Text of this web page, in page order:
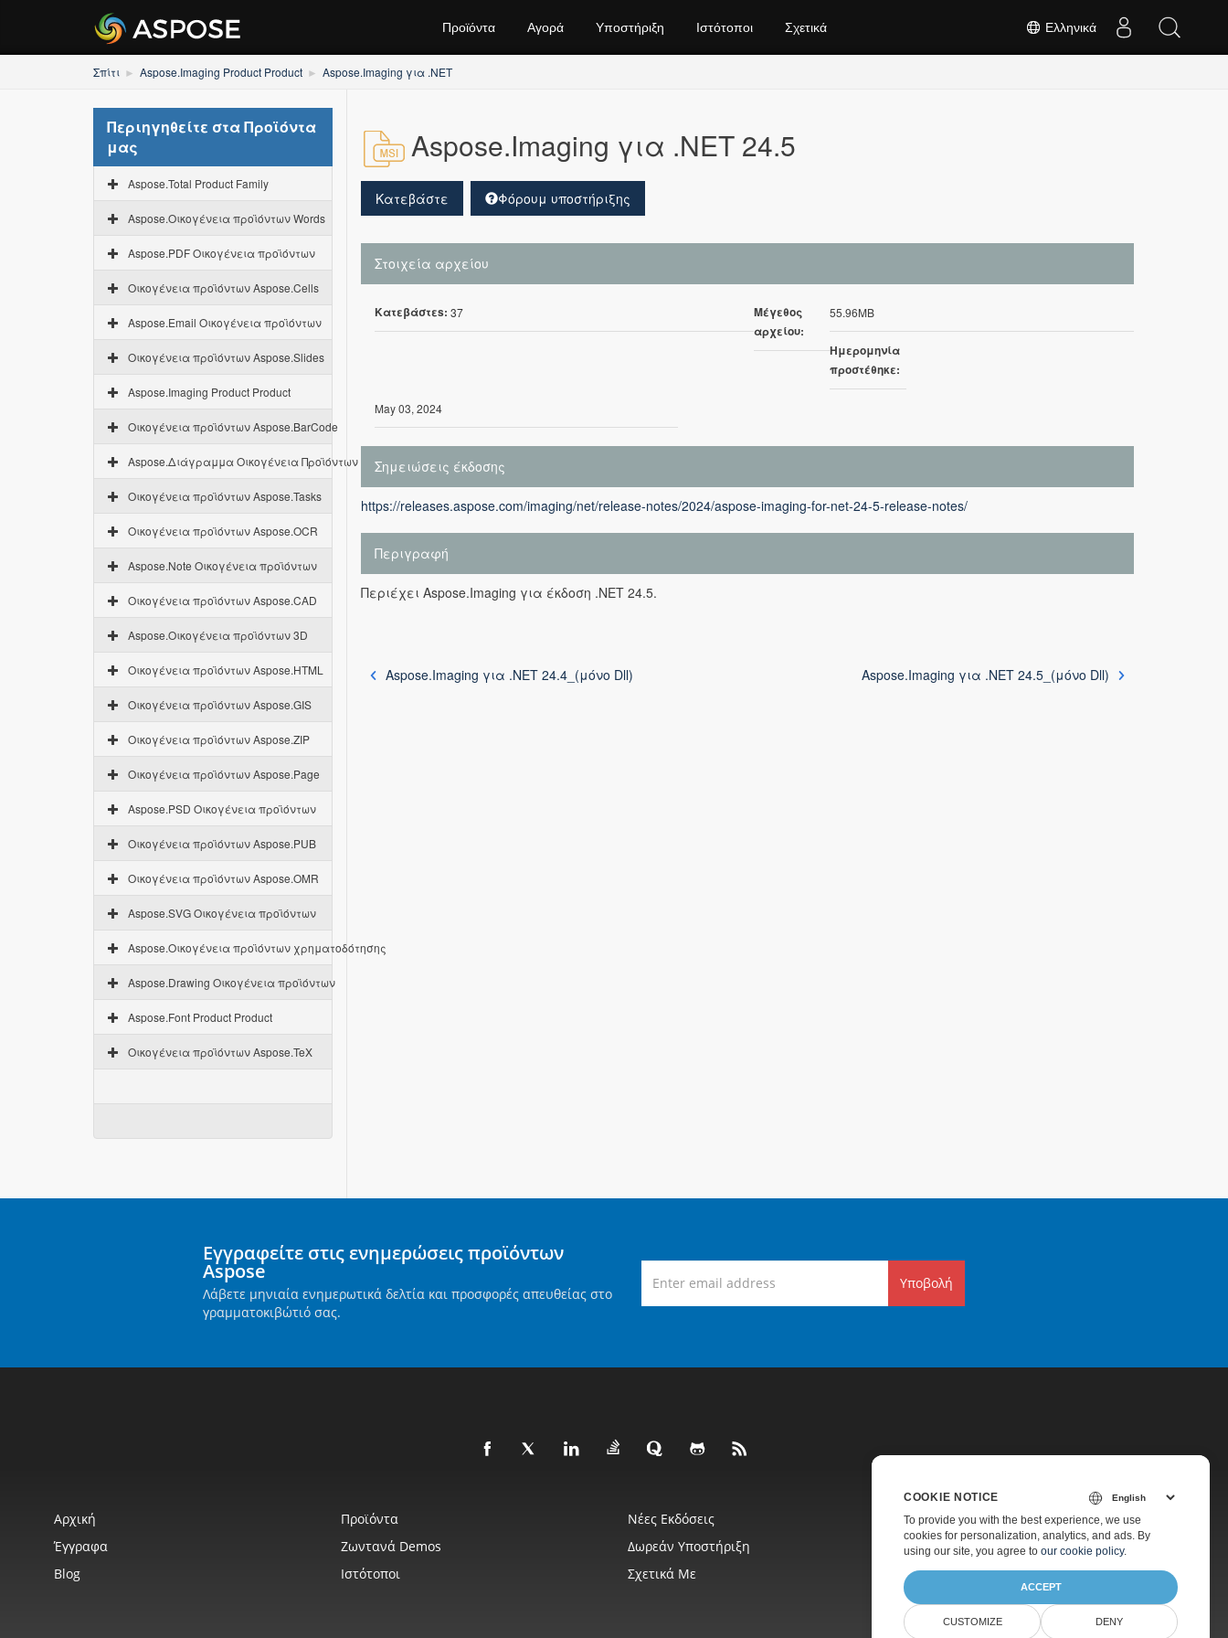
Ελληνικά
Προϊόντα Αγορά Υποστήριξη Ιστότοποι Σχετικά
Σπίτι Aspose.Imaging Product Product Aspose.Imaging για .NET
Περιηγηθείτε στα Προϊόντα
μας
Aspose.Total Product Family
Aspose.Οικογένεια προϊόντων Words
Aspose.PDF Οικογένεια προϊόντων
Οικογένεια προϊόντων Aspose.Cells
Aspose.Email Οικογένεια προϊόντων
Οικογένεια προϊόντων Aspose.Slides
Aspose.Imaging Product Product
Οικογένεια προϊόντων Aspose.BarCode
Aspose.Διάγραμμα Οικογένεια Προϊόντων
Οικογένεια προϊόντων Aspose.Tasks
Οικογένεια προϊόντων Aspose.OCR
Aspose.Note Οικογένεια προϊόντων
Οικογένεια προϊόντων Aspose.CAD
Aspose.Οικογένεια προϊόντων 3D
Οικογένεια προϊόντων Aspose.HTML
Οικογένεια προϊόντων Aspose.GIS
Οικογένεια προϊόντων Aspose.ZIP
Οικογένεια προϊόντων Aspose.Page
Aspose.PSD Οικογένεια προϊόντων
Οικογένεια προϊόντων Aspose.PUB
Οικογένεια προϊόντων Aspose.OMR
Aspose.SVG Οικογένεια προϊόντων
Aspose.Οικογένεια προϊόντων χρηματοδότησης
Aspose.Drawing Οικογένεια προϊόντων
Aspose.Font Product Product
Οικογένεια προϊόντων Aspose.TeX
Aspose.Imaging για .NET 24.5
Κατεβάστε Φόρουμ υποστήριξης
Στοιχεία αρχείου
Κατεβάστεs: 37
Μέγεθος
αρχείου:
55.96MB
Ημερομηνία
προστέθηκε:
May 03, 2024
Σημειώσεις έκδοσης
https://releases.aspose.com/imaging/net/release-notes/2024/aspose-imaging-for-net-24-5-release-notes/
Περιγραφή
Περιέχει Aspose.Imaging για έκδοση .NET 24.5.
Aspose.Imaging για .NET 24.4_(μόνο Dll) Aspose.Imaging για .NET 24.5_(μόνο Dll)
Εγγραφείτε στις ενημερώσεις προϊόντων
Aspose
Λάβετε μηνιαία ενημερωτικά δελτία και προσφορές απευθείας στο
γραμματοκιβώτιό σας.
Υποβολή
Αρχική Προϊόντα Νέες Εκδόσεις
Τιμολόγηση
Έγγραφα
Ζωντανά Demos Δωρεάν Υποστήριξη
Υποστήριξη Επί Πληρωμή
Blog
Ιστότοποι Σχετικά Με
COOKIE NOTICE
To provide you with the best experience, we use
cookies for personalization, analytics, and ads. By
using our site, you agree to our cookie policy.
ACCEPT
CUSTOMIZE DENY